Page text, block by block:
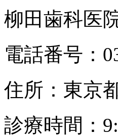
柳田歯科医
電話番号：
住所：東京
診療時間：